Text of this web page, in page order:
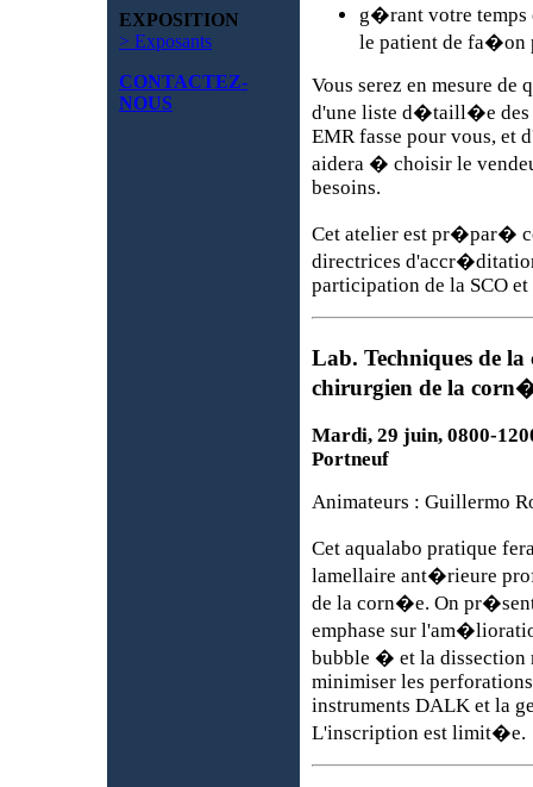
EXPOSITION
> Exposants
CONTACTEZ-
NOUS
g�rant votre temps
le patient de fa�on
Vous serez en mesure de
d'une liste d�taill�e des
EMR fasse pour vous, et
aidera � choisir le
besoins.
Cet atelier est pr�par�
directrices
participation de la SCO et
Lab. Techniques de
chirurgien de la
Mardi, 29 juin, 0800-
Portneuf
Animateurs : Guillermo
Cet aqualabo pratique
lamellaire ant�rieure
de la corn�e. On
emphase sur
bubble � et la dissection
minimiser les
instruments DALK et la
L'inscription est limit�e.